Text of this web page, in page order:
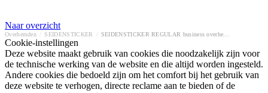
Naar overzicht
Overhemden SEIDENSTICKER
Cookie-instellingen
Deze website maakt gebruik van cookies die noodzakelijk zijn voor
de technische werking van de website en die altijd worden ingesteld.
Andere cookies die bedoeld zijn om het comfort bij het gebruik van
deze website te verhogen, directe reclame aan te bieden of de